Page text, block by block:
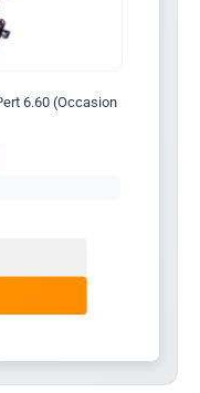
6.60 (Occasion